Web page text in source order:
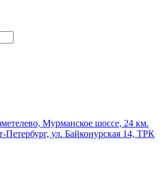
Мурманское шоссе, 24 км.
Петербург, ул. Байконурская 14, ТРК